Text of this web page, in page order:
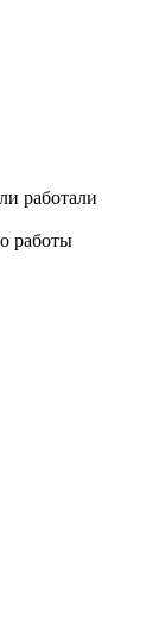
работали
работы